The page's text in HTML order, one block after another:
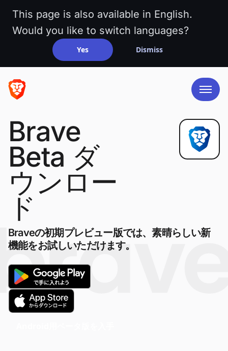
This page is also available in English.
Would you like to switch languages?
Yes Dismiss
Brave
Beta ダ
ウンロー
ド
Braveの初期プレビュー版では、素晴らしい新
機能をお試しいただけます。